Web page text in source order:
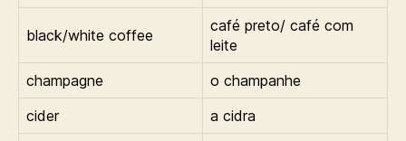
black/white coffee
café preto/ café com
leite
champagne
o champanhe
cider
a cidra